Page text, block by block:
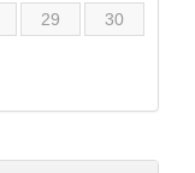
29
30